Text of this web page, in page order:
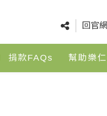
回官網
捐款FAQs 幫助樂仁